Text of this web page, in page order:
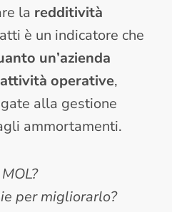
la redditività
è un indicatore che
un’azienda
operative,
alla gestione
ammortamenti.
per migliorarlo?